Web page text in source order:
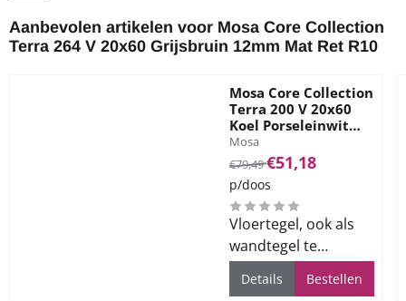
Aanbevolen artikelen voor Mosa Core Collection
Terra 264 V 20x60 Grijsbruin 12mm Mat Ret R10
Mosa Core Collection
Terra 200 V 20x60
Koel Porseleinwit
12mm Mat Ret R10
Merk:
Mosa
Van 79,49 voor 51,18
€79,49€51,18
p/doos
Vloertegel, ook als
wandtegel te
gebruiken, voor alle
ruimtes
Details Bestellen